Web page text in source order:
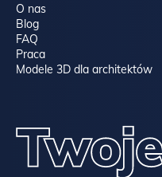
O nas
Blog
FAQ
Praca
Modele 3D dla architektów